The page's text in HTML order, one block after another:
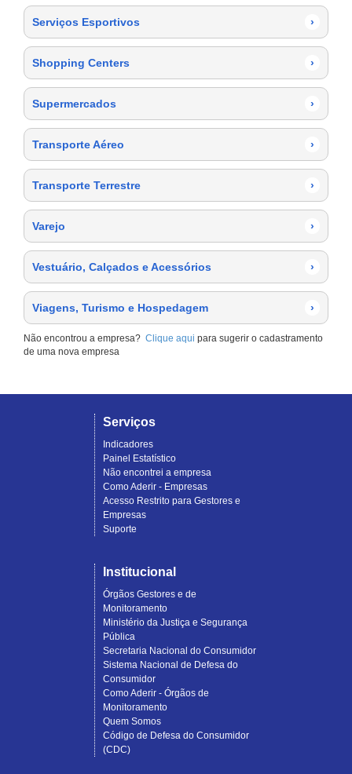
Serviços Esportivos ›
Shopping Centers ›
Supermercados ›
Transporte Aéreo ›
Transporte Terrestre ›
Varejo ›
Vestuário, Calçados e Acessórios ›
Viagens, Turismo e Hospedagem ›
Não encontrou a empresa? Clique aqui para sugerir o cadastramento
de uma nova empresa
Serviços
Indicadores
Painel Estatístico
Não encontrei a empresa
Como Aderir - Empresas
Acesso Restrito para Gestores e
Empresas
Suporte
Institucional
Órgãos Gestores e de
Monitoramento
Ministério da Justiça e Segurança
Pública
Secretaria Nacional do Consumidor
Sistema Nacional de Defesa do
Consumidor
Como Aderir - Órgãos de
Monitoramento
Quem Somos
Código de Defesa do Consumidor
(CDC)